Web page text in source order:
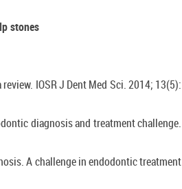
stones
IOSR J Dent Med Sci. 2014; 13(5):
diagnosis and treatment challenge.
A challenge in endodontic treatment